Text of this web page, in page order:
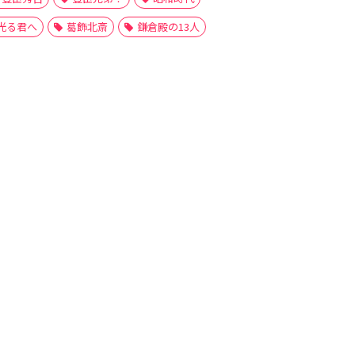
る君へ
葛飾北斎 鎌倉殿の13人